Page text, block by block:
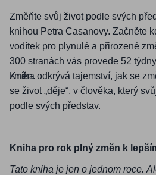
Změňte svůj život podle svých
knihou Petra Casanovy. Začněte
vodítek pro plynulé a přirozené
300 stranách vás provede 52
změn.
Kniha odkrývá tajemství, jak se
se život „děje“, v člověka, který
podle svých představ.
Kniha pro rok plný změn k
Tato kniha je jen o jednom roce.